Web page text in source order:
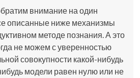
внимание на один
описанные ниже механизмы
методе познания. А это
не можем с уверенностью
совокупности какой-нибудь
модели равен нулю или не